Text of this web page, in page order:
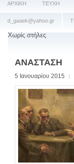
ΑΡΧΙΚΗ ΤΕΥΧΗ
d_gaaek@yahoo.gr
Χωρίς στήλες
ΑΝΑΣΤΑΣΗ
5 Ιανουαρίου 2015